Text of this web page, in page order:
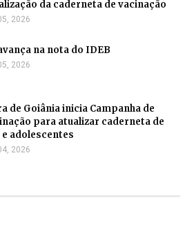
da caderneta de vacinação
2026
na nota do IDEB
2026
de Goiânia inicia Campanha de
para atualizar caderneta de
adolescentes
2026